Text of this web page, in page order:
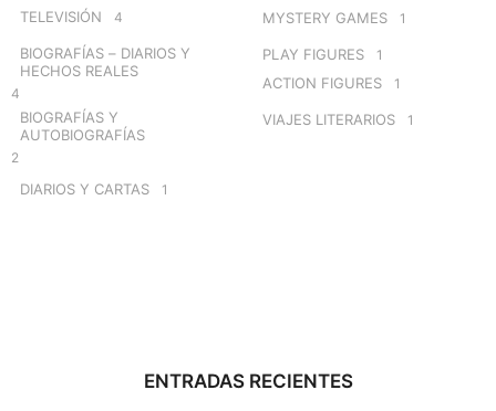
TELEVISIÓN 4
BIOGRAFÍAS – DIARIOS Y
HECHOS REALES
4
BIOGRAFÍAS Y
AUTOBIOGRAFÍAS
2
DIARIOS Y CARTAS 1
MYSTERY GAMES 1
PLAY FIGURES 1
ACTION FIGURES 1
VIAJES LITERARIOS 1
ENTRADAS RECIENTES